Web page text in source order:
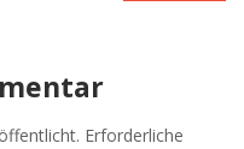
Erforderliche